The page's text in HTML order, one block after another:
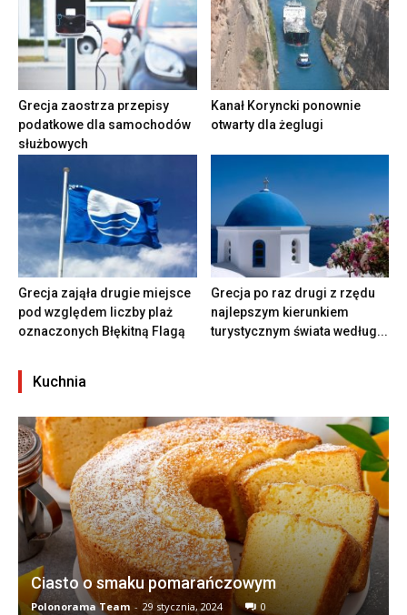
Grecja zaostrza przepisy
podatkowe dla samochodów
służbowych
Kanał Koryncki ponownie
otwarty dla żeglugi
Grecja zająła drugie miejsce
pod względem liczby plaż
oznaczonych Błękitną Flagą
Grecja po raz drugi z rzędu
najlepszym kierunkiem
turystycznym świata według...
Kuchnia
Ciasto o smaku pomarańczowym
Polonorama Team - 29 stycznia, 2024 0